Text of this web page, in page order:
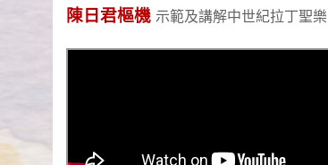
陳日君樞機 示範及講解中世紀拉丁聖樂